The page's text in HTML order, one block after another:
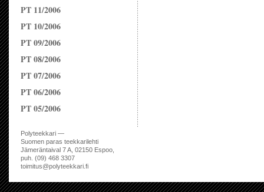
PT 11/2006
PT 10/2006
PT 09/2006
PT 08/2006
PT 07/2006
PT 06/2006
PT 05/2006
Polyteekkari —
Suomen paras teekkarilehti
Jämeräntaival 7 A, 02150 Espoo,
puh. (09) 468 3307
toimitus@polyteekkari.fi